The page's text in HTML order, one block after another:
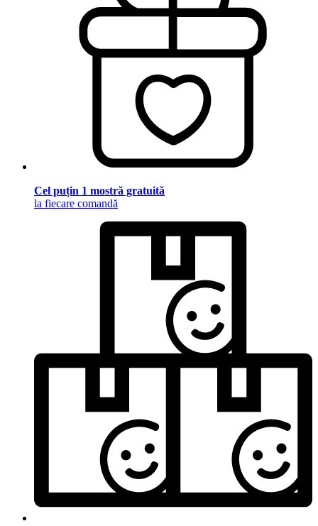
Cel puțin 1 mostră gratuită
la fiecare comandă